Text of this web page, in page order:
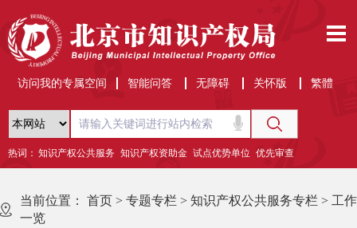
访问我的专属空间 智能问答 无障碍 关怀版 繁體
热词： 知识产权公共服务 知识产权资助金 试点优势单位 优先审查
当前位置： 首页 > 专题专栏 > 知识产权公共服务专栏 > 工作
一览